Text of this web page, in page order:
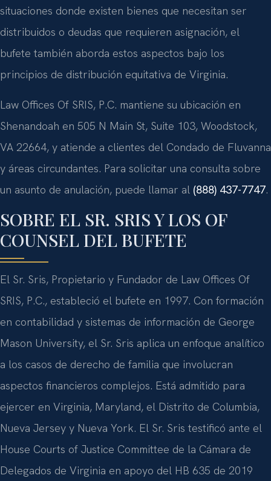
situaciones donde existen bienes que necesitan ser
distribuidos o deudas que requieren asignación, el
bufete también aborda estos aspectos bajo los
principios de distribución equitativa de Virginia.
Law Offices Of SRIS, P.C. mantiene su ubicación en
Shenandoah en 505 N Main St, Suite 103, Woodstock,
VA 22664, y atiende a clientes del Condado de Fluvanna
y áreas circundantes. Para solicitar una consulta sobre
un asunto de anulación, puede llamar al (888) 437-7747.
SOBRE EL SR. SRIS Y LOS OF
COUNSEL DEL BUFETE
El Sr. Sris, Propietario y Fundador de Law Offices Of
SRIS, P.C., estableció el bufete en 1997. Con formación
en contabilidad y sistemas de información de George
Mason University, el Sr. Sris aplica un enfoque analítico
a los casos de derecho de familia que involucran
aspectos financieros complejos. Está admitido para
ejercer en Virginia, Maryland, el Distrito de Columbia,
Nueva Jersey y Nueva York. El Sr. Sris testificó ante el
House Courts of Justice Committee de la Cámara de
Delegados de Virginia en apoyo del HB 635 de 2019